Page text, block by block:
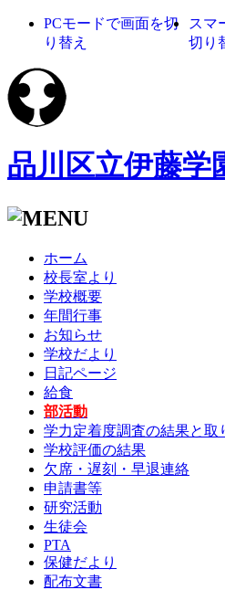
PCモードで画面を切
り替え
スマ
切り
品川区立伊藤学
ホーム
校長室より
学校概要
年間行事
お知らせ
学校だより
日記ページ
給食
部活動
学力定着度調査の結果と取
学校評価の結果
欠席・遅刻・早退連絡
申請書等
研究活動
生徒会
PTA
保健だより
配布文書